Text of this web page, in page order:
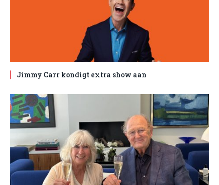
Jimmy Carr kondigt extra show aan